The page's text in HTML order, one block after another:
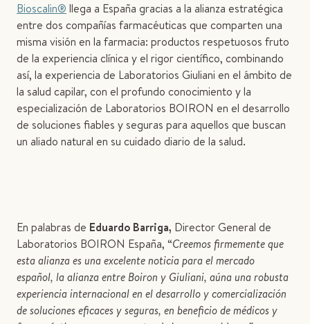
Bioscalin® llega a España gracias a la alianza estratégica
entre dos compañías farmacéuticas que comparten una
misma visión en la farmacia: productos respetuosos fruto
de la experiencia clínica y el rigor científico, combinando
así, la experiencia de Laboratorios Giuliani en el ámbito de
la salud capilar, con el profundo conocimiento y la
especialización de Laboratorios BOIRON en el desarrollo
de soluciones fiables y seguras para aquellos que buscan
un aliado natural en su cuidado diario de la salud.
En palabras de Eduardo Barriga, Director General de
Laboratorios BOIRON España, “Creemos firmemente que
esta alianza es una excelente noticia para el mercado
español, la alianza entre Boiron y Giuliani, aúna una robusta
experiencia internacional en el desarrollo y comercialización
de soluciones eficaces y seguras, en beneficio de médicos y